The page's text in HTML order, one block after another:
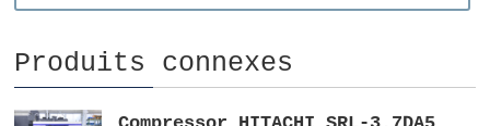
Produits connexes